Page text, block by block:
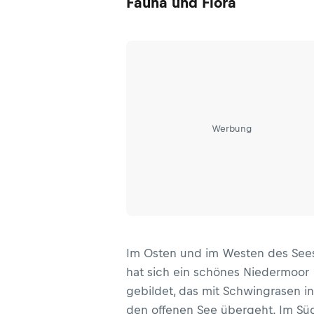
Werbung
Im Osten und im Westen des
hat sich ein schönes Niedermoor
gebildet, das mit Schwingrasen in
den offenen See übergeht. Im